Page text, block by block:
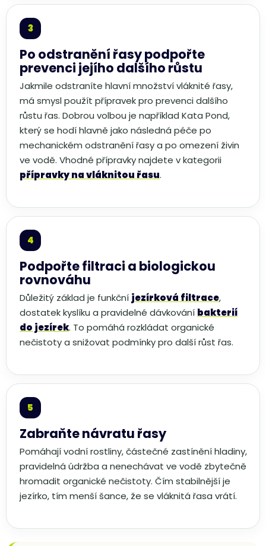
Po odstranění řasy podpořte
prevenci jejího dalšího růstu
Jakmile odstraníte hlavní množství vláknité řasy,
má smysl použít přípravek pro prevenci dalšího
růstu řas. Dobrou volbou je například Kata Pond,
který se hodí hlavně jako následná péče po
mechanickém odstranění řasy a po omezení živin
ve vodě. Vhodné přípravky najdete v kategorii
přípravky na vláknitou řasu.
Podpořte filtraci a biologickou
rovnováhu
Důležitý základ je funkční jezírková filtrace,
dostatek kyslíku a pravidelné dávkování bakterií
do jezírek. To pomáhá rozkládat organické
nečistoty a snižovat podmínky pro další růst řas.
Zabraňte návratu řasy
Pomáhají vodní rostliny, částečné zastínění hladiny,
pravidelná údržba a nenechávat ve vodě zbytečně
hromadit organické nečistoty. Čím stabilnější je
jezírko, tím menší šance, že se vláknitá řasa vrátí.